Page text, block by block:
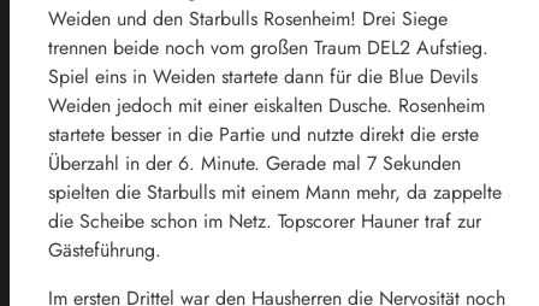
Weiden und den Starbulls Rosenheim! Drei Siege
trennen beide noch vom großen Traum DEL2 Aufstieg.
Spiel eins in Weiden startete dann für die Blue Devils
Weiden jedoch mit einer eiskalten Dusche. Rosenheim
startete besser in die Partie und nutzte direkt die erste
Überzahl in der 6. Minute. Gerade mal 7 Sekunden
spielten die Starbulls mit einem Mann mehr, da zappelte
die Scheibe schon im Netz. Topscorer Hauner traf zur
Gästeführung.
Im ersten Drittel war den Hausherren die Nervosität noch